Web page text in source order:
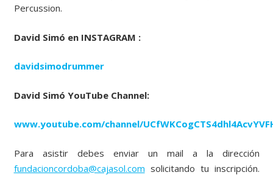
Percussion.
David Simó en INSTAGRAM :
davidsimodrummer
David Simó YouTube Channel:
www.youtube.com/channel/
Para asistir debes enviar un mail a la dirección
fundacioncordoba@cajasol.com solicitando tu inscripción.